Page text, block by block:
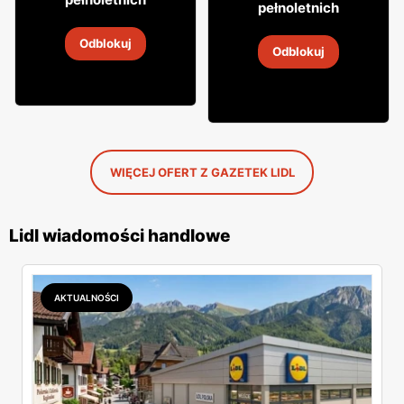
30 sie 2026
Odblokuj
Wino Basteja Winnica
Niemczańska
30 sie 2026
pełnoletnich
Odblokuj
WIĘCEJ OFERT Z GAZETEK LIDL
Lidl wiadomości handlowe
AKTUALNOŚCI